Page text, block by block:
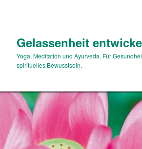
Gelassenheit
Yoga, Meditation und Ayurveda. Für
spirituelles Bewusstsein.